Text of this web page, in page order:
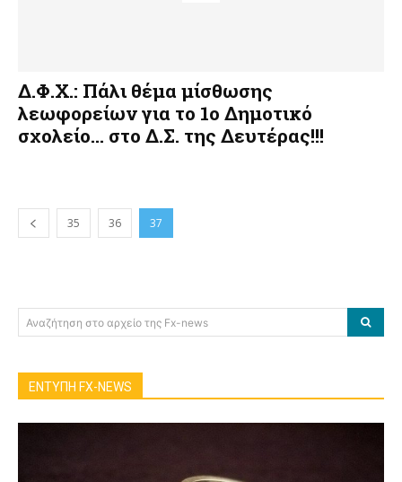
Δ.Φ.Χ.: Πάλι θέμα μίσθωσης
λεωφορείων για το 1ο Δημοτικό
σχολείο… στο Δ.Σ. της Δευτέρας!!!
35 36 37
Αναζήτηση στο αρχείο της Fx-news
ΕΝΤΥΠΗ FX-NEWS